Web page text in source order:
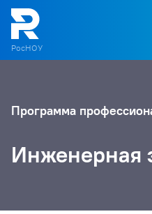
РосНОУ
Программа
Инженерная